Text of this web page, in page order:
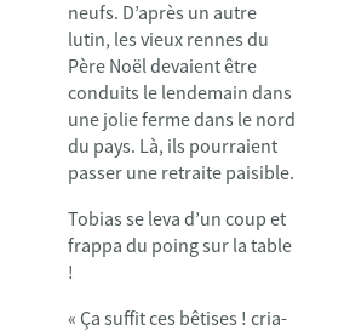
neufs. D’après un autre
lutin, les vieux rennes du
Père Noël devaient être
conduits le lendemain dans
une jolie ferme dans le nord
du pays. Là, ils pourraient
passer une retraite paisible.
Tobias se leva d’un coup et
frappa du poing sur la table
!
« Ça suffit ces bêtises ! cria-